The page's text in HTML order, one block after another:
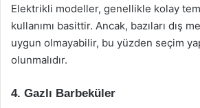
Elektrikli modeller, genellikle kolay
kullanımı basittir. Ancak, bazıları dış
uygun olmayabilir, bu yüzden seçim
olunmalıdır.
4. Gazlı Barbeküler